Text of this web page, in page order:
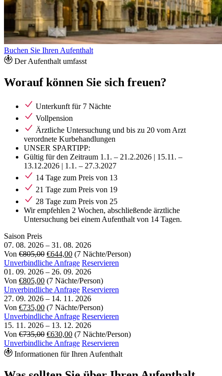
Buchen Sie Ihren Aufenthalt
Der Aufenthalt umfasst
Worauf können Sie sich freuen?
Unterkunft für 7 Nächte
Vollpension
Ärztliche Untersuchung und bis zu 20 vom Arzt
verordnete Kurbehandlungen
UNSER SPARTIPP:
Gültig für den Zeitraum 1.1. – 21.2.2026 | 15.11. –
13.12.2026 | 1.1. – 27.3.2027
14 Tage zum Preis von 13
21 Tage zum Preis von 19
28 Tage zum Preis von 25
Wir empfehlen 2 Wochen, abschließende ärztliche
Untersuchung bei einem Aufenthalt von 14 Tagen.
Saison Preis
07. 08. 2026 – 31. 08. 2026
Von €805,00 €644,00 (7 Nächte/Person)
Unverbindliche Anfrage Reservieren
01. 09. 2026 – 26. 09. 2026
Von €805,00 (7 Nächte/Person)
Unverbindliche Anfrage Reservieren
27. 09. 2026 – 14. 11. 2026
Von €735,00 (7 Nächte/Person)
Unverbindliche Anfrage Reservieren
15. 11. 2026 – 13. 12. 2026
Von €735,00 €630,00 (7 Nächte/Person)
Unverbindliche Anfrage Reservieren
Informationen für Ihren Aufenthalt